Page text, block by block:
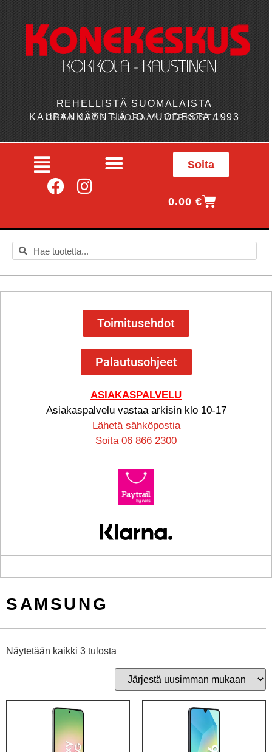
REHELLISTÄ SUOMALAISTA
KAUPANKÄYNTIÄ JO VUODESTA 1993
OSTA MYÖS SUORAAN VERKOSTA!
Soita
0.00€
Toimitusehdot
Palautusohjeet
ASIAKASPALVELU
Asiakaspalvelu vastaa arkisin klo 10-17
Lähetä sähköpostia
Soita 06 866 2300
SAMSUNG
Näytetään kaikki 3 tulosta